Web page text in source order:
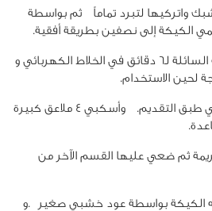
واتركيها لتبرد تماماً ثم بواسطة
الكيكة إلى نصفين بطريقة أفقية.
للتزيين: اخفقي الكريمة السائلة لـ6 دقائق في الخلاط الكهربائي و
لحين الاستخدام.
طبق التقديم.
وأسكبي 4 ملاعق كبيرة
.
ثم ضعي عليها القسم الآخر من
الكيكة بواسطة عود خشبي صغير .و